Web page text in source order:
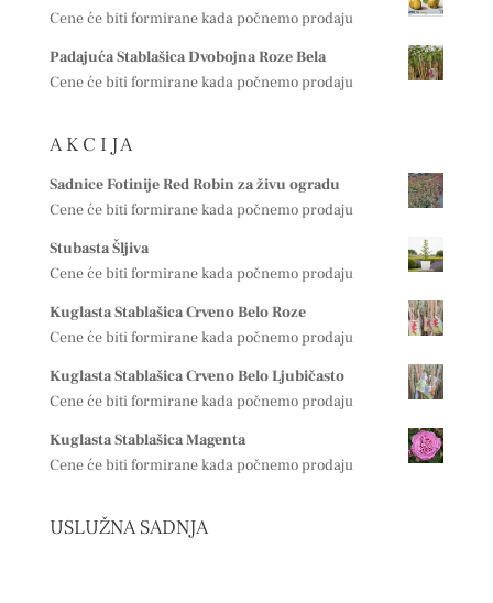
Cene će biti formirane kada počnemo prodaju
Padajuća Stablašica Dvobojna Roze Bela
Cene će biti formirane kada počnemo prodaju
A K C I J A
Sadnice Fotinije Red Robin za živu ogradu
Cene će biti formirane kada počnemo prodaju
Stubasta Šljiva
Cene će biti formirane kada počnemo prodaju
Kuglasta Stablašica Crveno Belo Roze
Cene će biti formirane kada počnemo prodaju
Kuglasta Stablašica Crveno Belo Ljubičasto
Cene će biti formirane kada počnemo prodaju
Kuglasta Stablašica Magenta
Cene će biti formirane kada počnemo prodaju
USLUŽNA SADNJA